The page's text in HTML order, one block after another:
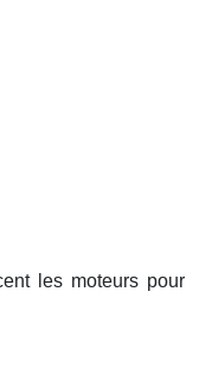
les moteurs pour